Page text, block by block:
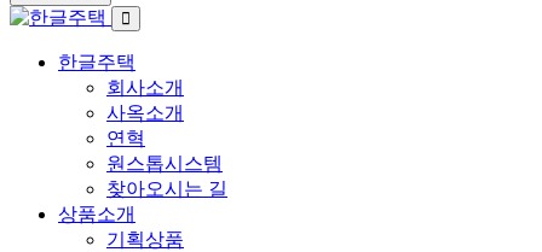
한글주택
회사소개
사옥소개
연혁
원스톱시스템
찾아오시는 길
상품소개
기획상품